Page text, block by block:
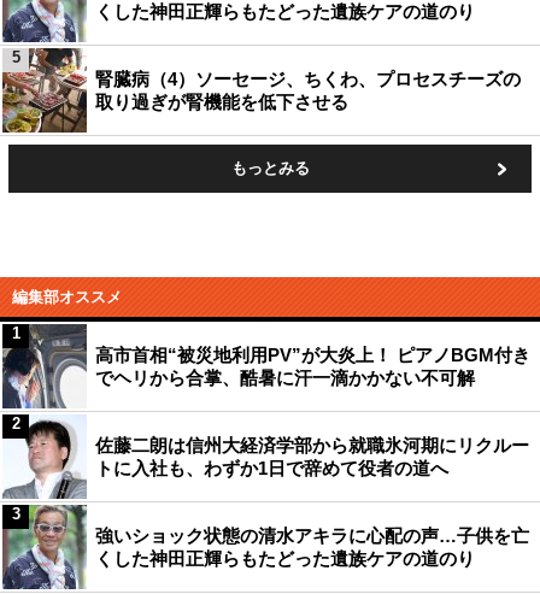
くした神田正輝らもたどった遺族ケアの道のり
腎臓病（4）ソーセージ、ちくわ、プロセスチーズの
取り過ぎが腎機能を低下させる
5
もっとみる
編集部オススメ
高市首相“被災地利用PV”が大炎上！ ピアノBGM付き
でヘリから合掌、酷暑に汗一滴かかない不可解
1
佐藤二朗は信州大経済学部から就職氷河期にリクルー
トに入社も、わずか1日で辞めて役者の道へ
2
強いショック状態の清水アキラに心配の声…子供を亡
くした神田正輝らもたどった遺族ケアの道のり
3